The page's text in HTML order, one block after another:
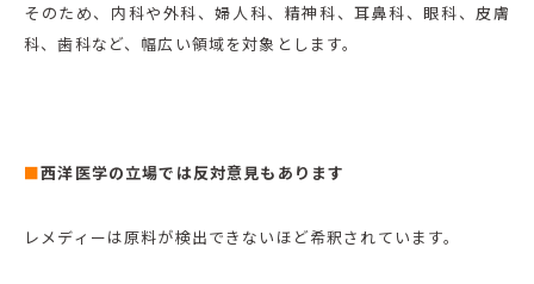
そのため、内科や外科、婦人科、精神科、耳鼻科、眼科、皮膚
科、歯科など、幅広い領域を対象とします。
■西洋医学の立場では反対意見もあります
レメディーは原料が検出できないほど希釈されています。